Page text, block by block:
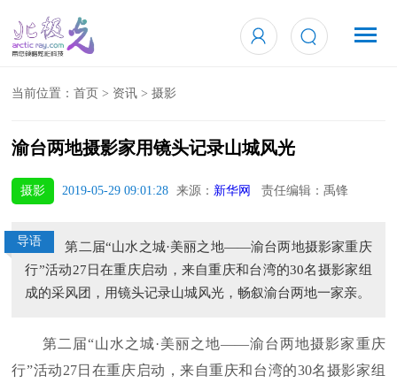
当前位置：首页 > 资讯 >摄影
渝台两地摄影家用镜头记录山城风光
摄影 2019-05-29 09:01:28 来源： 新华网 责任编辑：禹锋
导语
第二届“山水之城·美丽之地——渝台两地摄影家重庆
行”活动27日在重庆启动，来自重庆和台湾的30名摄影家组
成的采风团，用镜头记录山城风光，畅叙渝台两地一家亲。
第二届“山水之城·美丽之地——渝台两地摄影家重庆
行”活动27日在重庆启动，来自重庆和台湾的30名摄影家组